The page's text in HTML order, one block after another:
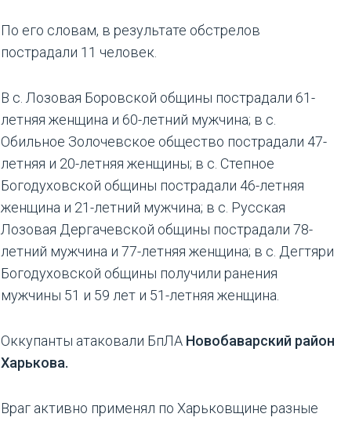
По его словам, в результате обстрелов
пострадали 11 человек.
В с. Лозовая Боровской общины пострадали 61-
летняя женщина и 60-летний мужчина; в с.
Обильное Золочевское общество пострадали 47-
летняя и 20-летняя женщины; в с. Степное
Богодуховской общины пострадали 46-летняя
женщина и 21-летний мужчина; в с. Русская
Лозовая Дергачевской общины пострадали 78-
летний мужчина и 77-летняя женщина; в с. Дегтяри
Богодуховской общины получили ранения
мужчины 51 и 59 лет и 51-летняя женщина.
Оккупанты атаковали БпЛА Новобаварский район
Харькова.
Враг активно применял по Харьковщине разные